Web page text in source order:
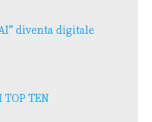
diventa digitale
TOP TEN